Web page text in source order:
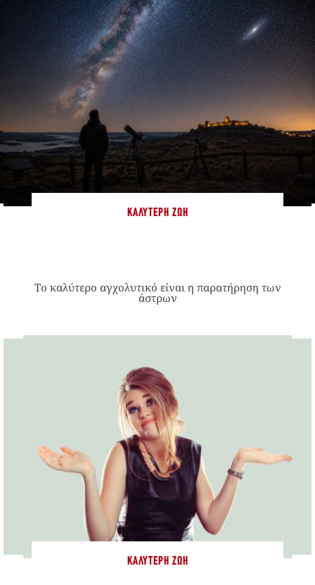
ΚΑΛΎΤΕΡΗ ΖΩΉ
Το καλύτερο αγχολυτικό είναι η παρατήρηση των
άστρων
ΚΑΛΎΤΕΡΗ ΖΩΉ